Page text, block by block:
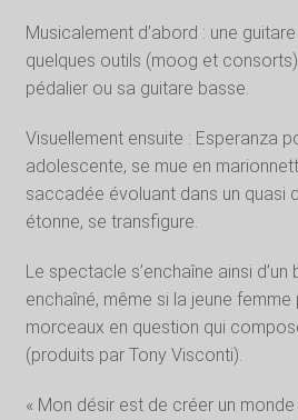
Musicalement d’abord : une
quelques outils (moog et
pédalier ou sa guitare basse.
Visuellement ensuite : Esperanza
adolescente, se mue en
saccadée évoluant dans un quasi
étonne, se transfigure.
Le spectacle s’enchaîne ainsi d’un
enchaîné, même si la jeune femme
morceaux en question qui
(produits par Tony Visconti).
« Mon désir est de créer un